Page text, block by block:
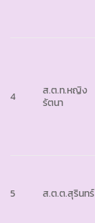
4
ส.ต.ท.หญิง
รัตนา
5 ส.ต.ต.สุรินทร์